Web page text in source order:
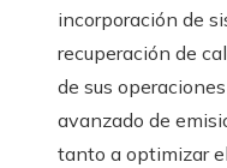
incorporación de
recuperación de
de sus
avanzado de
tanto a optimizar